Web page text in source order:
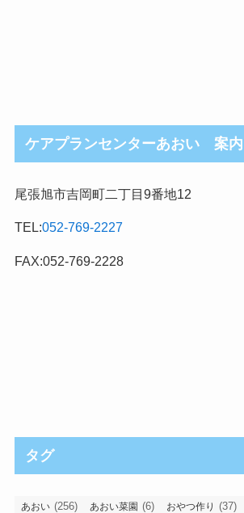
ケアプランセンターあおい 案内
尾張旭市吉岡町二丁目9番地12
TEL:052-769-2227
FAX:052-769-2228
タグ
あおい (256) あおい菜園 (6) おやつ作り (37)